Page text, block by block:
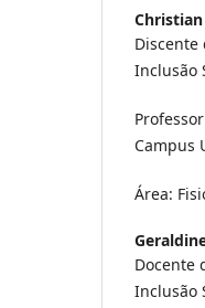
Discente
Inclusão
Campus
Área:
Docente
Inclusão